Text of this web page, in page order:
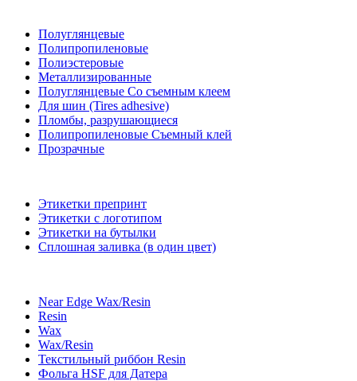
Полуглянцевые
Полипропиленовые
Полиэстеровые
Металлизированные
Полуглянцевые Со съемным клеем
Для шин (Tires adhesive)
Пломбы, разрушающиеся
Полипропиленовые Съемный клей
Прозрачные
Этикетки препринт
Этикетки с логотипом
Этикетки на бутылки
Сплошная заливка (в один цвет)
Near Edge Wax/Resin
Resin
Wax
Wax/Resin
Текстильный риббон Resin
Фольга HSF для Датера